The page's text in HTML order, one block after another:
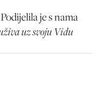
Podijelila je s nama
uz svoju Vidu